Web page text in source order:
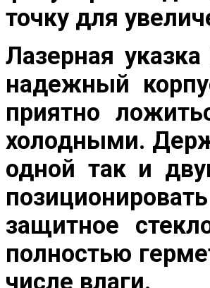
точку для
Лазерная указка
надежный
приятно
холодными.
одной так и
защитное
полностью
числе влаги.